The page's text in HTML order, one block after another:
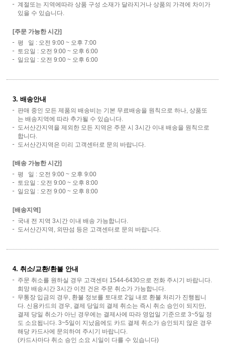
계절또는 지역에따라 상품 구성 소재가 달라지거나 상품의 가격에 차이가
있을 수 있습니다.
[주문 가능한 시간]
평 일 : 오전 9:00 ~ 오후 7:00
토요일 : 오전 9:00 ~ 오후 6:00
일요일 : 오전 9:00 ~ 오후 6:00
3. 배송안내
판매 중인 모든 제품의 배송비는 기본 무료배송을 원칙으로 하나, 상품또
는 배송지역에 따라 추가될 수 있습니다.
도서산간지역을 제외한 모든 지역은 주문 시 3시간 이내 배송을 원칙으로
합니다.
도서산간지역은 미리 고객센터로 문의 바랍니다.
[배송 가능한 시간]
평 일 : 오전 9:00 ~ 오후 9:00
토요일 : 오전 9:00 ~ 오후 8:00
일요일 : 오전 9:00 ~ 오후 8:00
[배송지역]
국내 전 지역 3시간 이내 배송 가능합니다.
도서산간지역, 외딴섬 등은 고객센터로 문의 바랍니다.
4. 취소/교환/환불 안내
주문 취소를 원하실 경우 고객센터 1544-6430으로 전화 주시기 바랍니다.
희망 배송시간 3시간 이전 건은 주문 취소가 가능합니다.
무통장 입금의 경우, 환불 정보를 토대로 2일 내로 환불 처리가 진행됩니
다. 신용카드의 경우, 결제 당일의 결제 취소는 즉시 취소 승인이 되지만,
결제 당일 취소가 아닌 경우에는 결제사에 따라 영업일 기준으로 3~5일 정
도 소요됩니다. 3~5일이 지났음에도 카드 결제 취소가 승인되지 않은 경우
해당 카드사에 문의하여 주시기 바랍니다.
(카드사마다 취소 승인 소요 시일이 다를 수 있습니다)